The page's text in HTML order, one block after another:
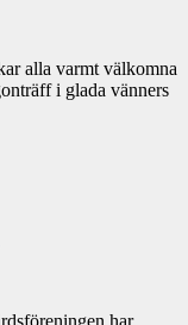
alla varmt välkomna
i glada vänners